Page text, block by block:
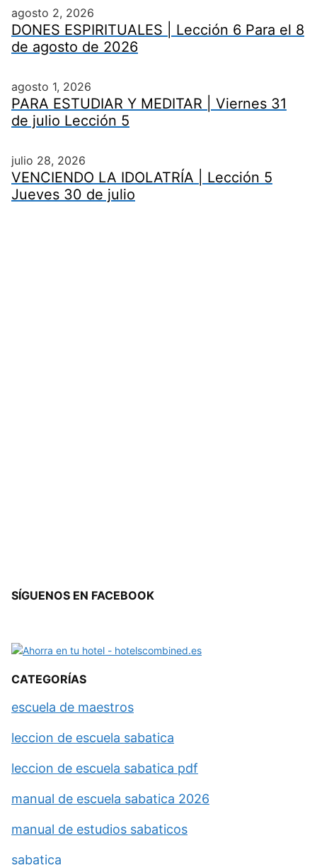
agosto 2, 2026
DONES ESPIRITUALES | Lección 6 Para el 8
de agosto de 2026
agosto 1, 2026
PARA ESTUDIAR Y MEDITAR | Viernes 31
de julio Lección 5
julio 28, 2026
VENCIENDO LA IDOLATRÍA | Lección 5
Jueves 30 de julio
SÍGUENOS EN FACEBOOK
CATEGORÍAS
escuela de maestros
leccion de escuela sabatica
leccion de escuela sabatica pdf
manual de escuela sabatica 2026
manual de estudios sabaticos
sabatica